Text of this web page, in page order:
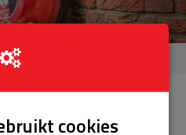
cookies